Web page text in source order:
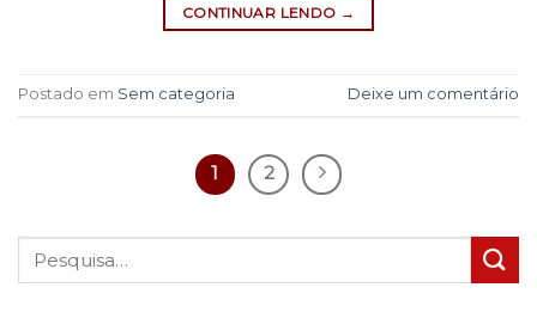
CONTINUAR LENDO →
Postado em Sem categoria Deixe um comentário
1 2